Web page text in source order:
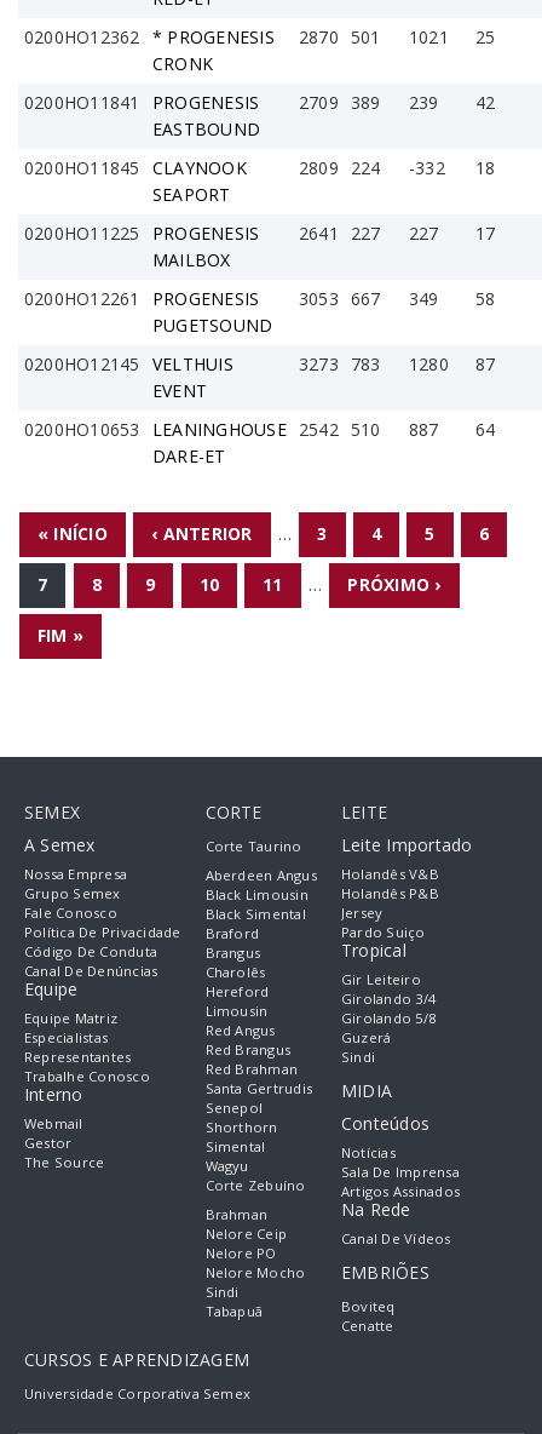
0200HO12362
* PROGENESIS
CRONK
2870 501 1021 25
0200HO11841
PROGENESIS
EASTBOUND
2709 389 239 42
0200HO11845
CLAYNOOK
SEAPORT
2809 224 -332 18
0200HO11225
PROGENESIS
MAILBOX
2641 227 227 17
0200HO12261
PROGENESIS
PUGETSOUND
3053 667 349 58
0200HO12145
VELTHUIS
EVENT
3273 783 1280 87
0200HO10653
LEANINGHOUSE
DARE-ET
2542 510 887 64
« INÍCIO ‹ ANTERIOR … 3 4 5 6
7 8 9 10 11 … PRÓXIMO ›
FIM »
SEMEX
A Semex
Nossa Empresa
Grupo Semex
Fale Conosco
Política De Privacidade
Código De Conduta
Canal De Denúncias
Equipe
Equipe Matriz
Especialistas
Representantes
Trabalhe Conosco
Interno
Webmail
Gestor
The Source
CORTE
Corte Taurino
Aberdeen Angus
Black Limousin
Black Simental
Braford
Brangus
Charolês
Hereford
Limousin
Red Angus
Red Brangus
Red Brahman
Santa Gertrudis
Senepol
Shorthorn
Simental
Wagyu
Corte Zebuíno
Brahman
Nelore Ceip
Nelore PO
Nelore Mocho
Sindi
Tabapuã
LEITE
Leite Importado
Holandês V&B
Holandês P&B
Jersey
Pardo Suiço
Tropical
Gir Leiteiro
Girolando 3/4
Girolando 5/8
Guzerá
Sindi
MIDIA
Conteúdos
Notícias
Sala De Imprensa
Artigos Assinados
Na Rede
Canal De Vídeos
EMBRIÕES
Boviteq
Cenatte
CURSOS E APRENDIZAGEM
Universidade Corporativa Semex